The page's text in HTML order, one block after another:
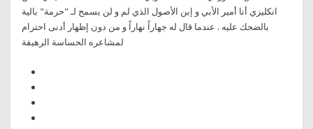
انكليزي أنا أمير الأبي و إبن الأصول الذي لم و لن يسمح لـ "حرمة" بالية
بالضحك عليه . عندما قال له جهاراً نهاراً و من دون إظهار أدنى احترام
لمشاعره الحساسة الرهيفة